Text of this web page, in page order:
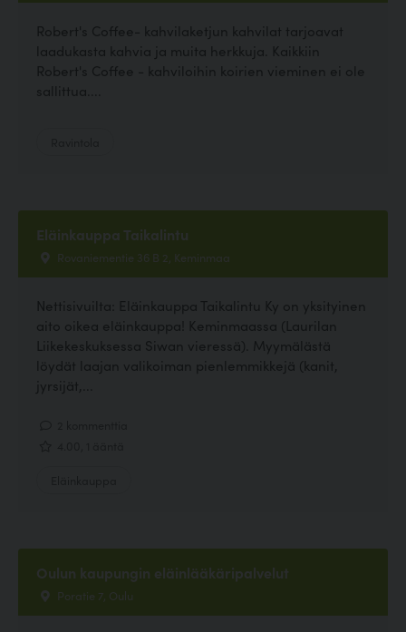
Robert's Coffee- kahvilaketjun kahvilat tarjoavat
laadukasta kahvia ja muita herkkuja. Kaikkiin
Robert's Coffee - kahviloihin koirien vieminen ei ole
sallittua....
Eläinkauppa Taikalintu
Rovaniementie 36 B 2, Keminmaa
Nettisivuilta: Eläinkauppa Taikalintu Ky on yksityinen
aito oikea eläinkauppa! Keminmaassa (Laurilan
Liikekeskuksessa Siwan vieressä). Myymälästä
löydät laajan valikoiman pienlemmikkejä (kanit,
jyrsijät,...
Oulun kaupungin eläinlääkäripalvelut
Poratie 7, Oulu